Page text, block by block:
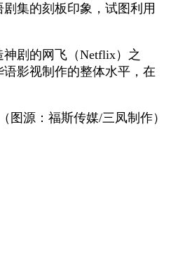
集的刻板印象，试图利用
剧的网飞（Netflix）之
影视制作的整体水平，在
（图源：福斯传媒/三凤制作）